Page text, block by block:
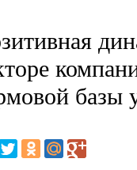
базы